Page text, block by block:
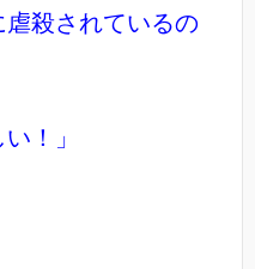
虐殺されているの
！」